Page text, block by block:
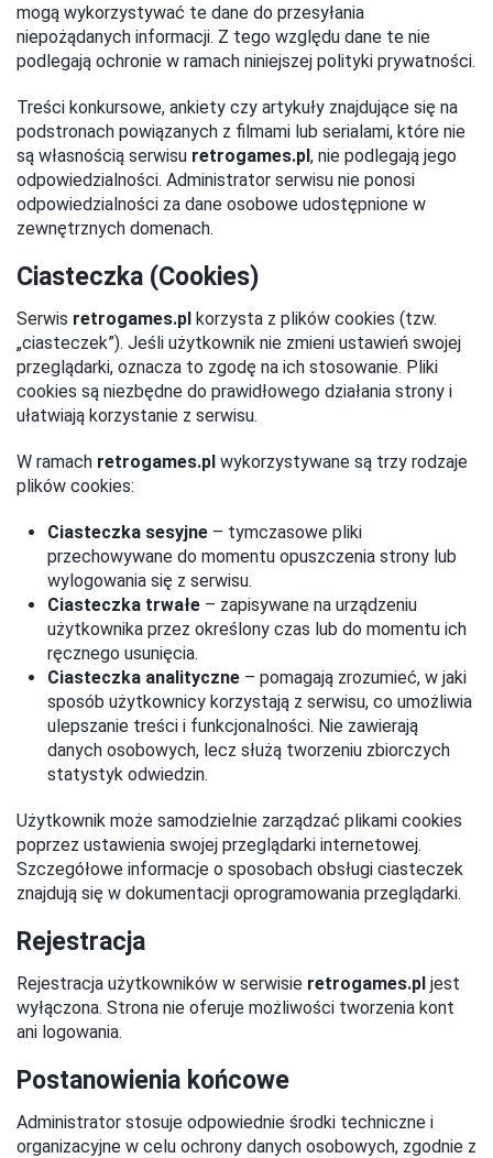
mogą wykorzystywać te dane do przesyłania
niepożądanych informacji. Z tego względu dane te nie
podlegają ochronie w ramach niniejszej polityki prywatności.
Treści konkursowe, ankiety czy artykuły znajdujące się na
podstronach powiązanych z filmami lub serialami, które nie
są własnością serwisu retrogames.pl, nie podlegają jego
odpowiedzialności. Administrator serwisu nie ponosi
odpowiedzialności za dane osobowe udostępnione w
zewnętrznych domenach.
Ciasteczka (Cookies)
Serwis retrogames.pl korzysta z plików cookies (tzw.
„ciasteczek”). Jeśli użytkownik nie zmieni ustawień swojej
przeglądarki, oznacza to zgodę na ich stosowanie. Pliki
cookies są niezbędne do prawidłowego działania strony i
ułatwiają korzystanie z serwisu.
W ramach retrogames.pl wykorzystywane są trzy rodzaje
plików cookies:
Ciasteczka sesyjne – tymczasowe pliki
przechowywane do momentu opuszczenia strony lub
wylogowania się z serwisu.
Ciasteczka trwałe – zapisywane na urządzeniu
użytkownika przez określony czas lub do momentu ich
ręcznego usunięcia.
Ciasteczka analityczne – pomagają zrozumieć, w jaki
sposób użytkownicy korzystają z serwisu, co umożliwia
ulepszanie treści i funkcjonalności. Nie zawierają
danych osobowych, lecz służą tworzeniu zbiorczych
statystyk odwiedzin.
Użytkownik może samodzielnie zarządzać plikami cookies
poprzez ustawienia swojej przeglądarki internetowej.
Szczegółowe informacje o sposobach obsługi ciasteczek
znajdują się w dokumentacji oprogramowania przeglądarki.
Rejestracja
Rejestracja użytkowników w serwisie retrogames.pl jest
wyłączona. Strona nie oferuje możliwości tworzenia kont
ani logowania.
Postanowienia końcowe
Administrator stosuje odpowiednie środki techniczne i
organizacyjne w celu ochrony danych osobowych, zgodnie z